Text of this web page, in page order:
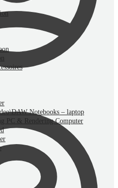
Notebooks – laptop
PC & Rendering Computer